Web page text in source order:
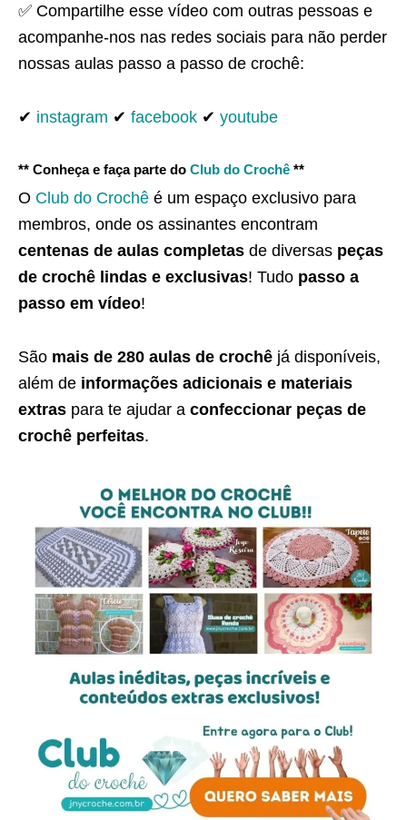
✅ Compartilhe esse vídeo com outras pessoas e
acompanhe-nos nas redes sociais para não perder
nossas aulas passo a passo de crochê:
✔ instagram ✔ facebook ✔ youtube
** Conheça e faça parte do Club do Crochê **
O Club do Crochê é um espaço exclusivo para
membros, onde os assinantes encontram
centenas de aulas completas de diversas peças
de crochê lindas e exclusivas! Tudo passo a
passo em vídeo!
São mais de 280 aulas de crochê já disponíveis,
além de informações adicionais e materiais
extras para te ajudar a confeccionar peças de
crochê perfeitas.